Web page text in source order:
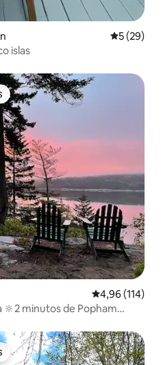
5 (29)
islas
más destacados
Calificación
4,96 (114)
🔆2 minutos de Popham
más destacados